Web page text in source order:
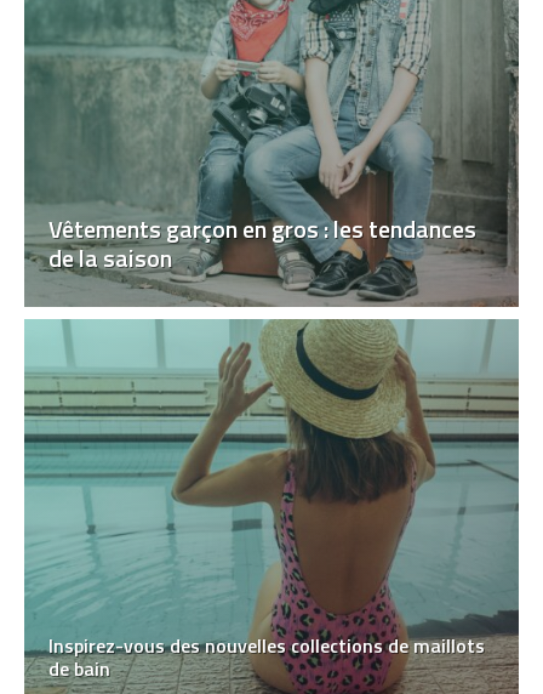
Vêtements garçon en gros : les tendances
de la saison
Inspirez-vous des nouvelles collections de maillots
de bain